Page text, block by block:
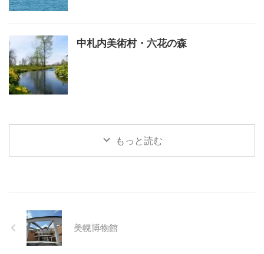
中札内美術村・六花の森
もっと読む
美幌博物館